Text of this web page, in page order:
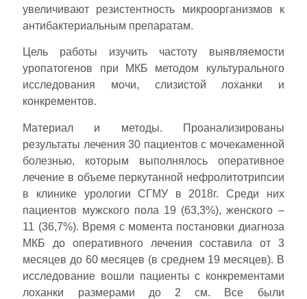
увеличивают резистентность микроорганизмов к
антибактериальным препаратам.
Цель работы изучить частоту выявляемости
уропатогенов при МКБ методом культурального
исследования мочи, слизистой лоханки и
конкрементов.
Материал и методы. Проанализированы
результаты лечения 30 пациентов с мочекаменной
болезнью, которым выполнялось оперативное
лечение в объеме перкутанной нефролитотрипсии
в клинике урологии СГМУ в 2018г. Среди них
пациентов мужского пола 19 (63,3%), женского –
11 (36,7%). Время с момента постановки диагноза
МКБ до оперативного лечения составила от 3
месяцев до 60 месяцев (в среднем 19 месяцев). В
исследование вошли пациенты с конкрементами
лоханки размерами до 2 см. Все были